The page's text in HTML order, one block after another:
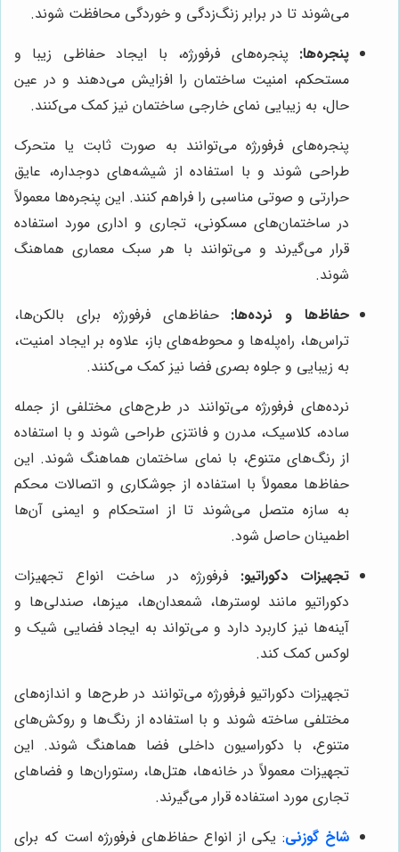
می‌شوند تا در برابر زنگ‌زدگی و خوردگی محافظت شوند.
پنجره‌ها: پنجره‌های فرفورژه، با ایجاد حفاظی زیبا و
مستحکم، امنیت ساختمان را افزایش می‌دهند و در عین
حال، به زیبایی نمای خارجی ساختمان نیز کمک می‌کنند.
پنجره‌های فرفورژه می‌توانند به صورت ثابت یا متحرک
طراحی شوند و با استفاده از شیشه‌های دوجداره، عایق
حرارتی و صوتی مناسبی را فراهم کنند. این پنجره‌ها معمولاً
در ساختمان‌های مسکونی، تجاری و اداری مورد استفاده
قرار می‌گیرند و می‌توانند با هر سبک معماری هماهنگ
شوند.
حفاظ‌ها و نرده‌ها: حفاظ‌های فرفورژه برای بالکن‌ها،
تراس‌ها، راه‌پله‌ها و محوطه‌های باز، علاوه بر ایجاد امنیت،
به زیبایی و جلوه بصری فضا نیز کمک می‌کنند.
نرده‌های فرفورژه می‌توانند در طرح‌های مختلفی از جمله
ساده، کلاسیک، مدرن و فانتزی طراحی شوند و با استفاده
از رنگ‌های متنوع، با نمای ساختمان هماهنگ شوند. این
حفاظ‌ها معمولاً با استفاده از جوشکاری و اتصالات محکم
به سازه متصل می‌شوند تا از استحکام و ایمنی آن‌ها
اطمینان حاصل شود.
تجهیزات دکوراتیو: فرفورژه در ساخت انواع تجهیزات
دکوراتیو مانند لوسترها، شمعدان‌ها، میزها، صندلی‌ها و
آینه‌ها نیز کاربرد دارد و می‌تواند به ایجاد فضایی شیک و
لوکس کمک کند.
تجهیزات دکوراتیو فرفورژه می‌توانند در طرح‌ها و اندازه‌های
مختلفی ساخته شوند و با استفاده از رنگ‌ها و روکش‌های
متنوع، با دکوراسیون داخلی فضا هماهنگ شوند. این
تجهیزات معمولاً در خانه‌ها، هتل‌ها، رستوران‌ها و فضاهای
تجاری مورد استفاده قرار می‌گیرند.
شاخ گوزنی: یکی از انواع حفاظ‌های فرفورژه است که برای